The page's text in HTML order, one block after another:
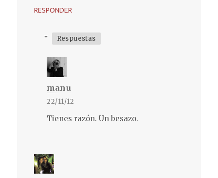
RESPONDER
Respuestas
manu
22/11/12
Tienes razón. Un besazo.